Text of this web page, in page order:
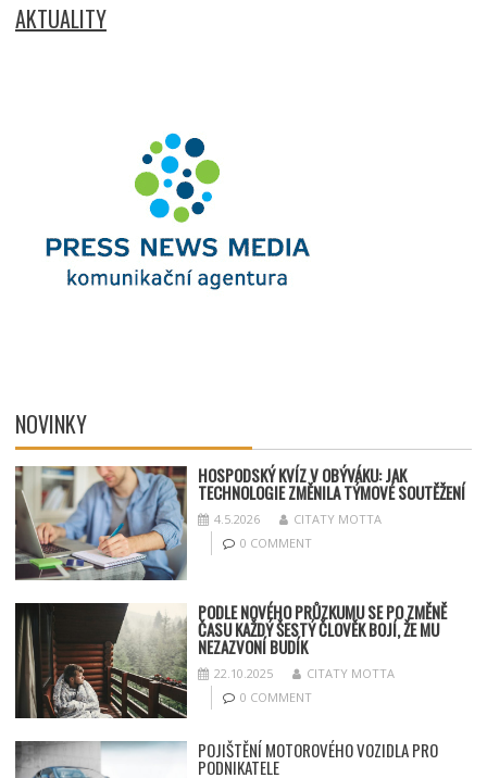
AKTUALITY
NOVINKY
HOSPODSKÝKVÍZ V OBÝVÁKU: JAK
TECHNOLOGIE ZMĚNILA TÝMOVÉ SOUTĚŽENÍ
4.5.2026
CITATY MOTTA
0 COMMENT
PODLE NOVÉHO PRŮZKUMU SE PO ZMĚNĚ
ČASU KAŽDÝ ŠESTÝ ČLOVĚK BOJÍ, ŽE MU
NEZAZVONÍ BUDÍK
22.10.2025
CITATY MOTTA
0 COMMENT
POJIŠTĚNÍ MOTOROVÉHO VOZIDLA PRO
PODNIKATELE